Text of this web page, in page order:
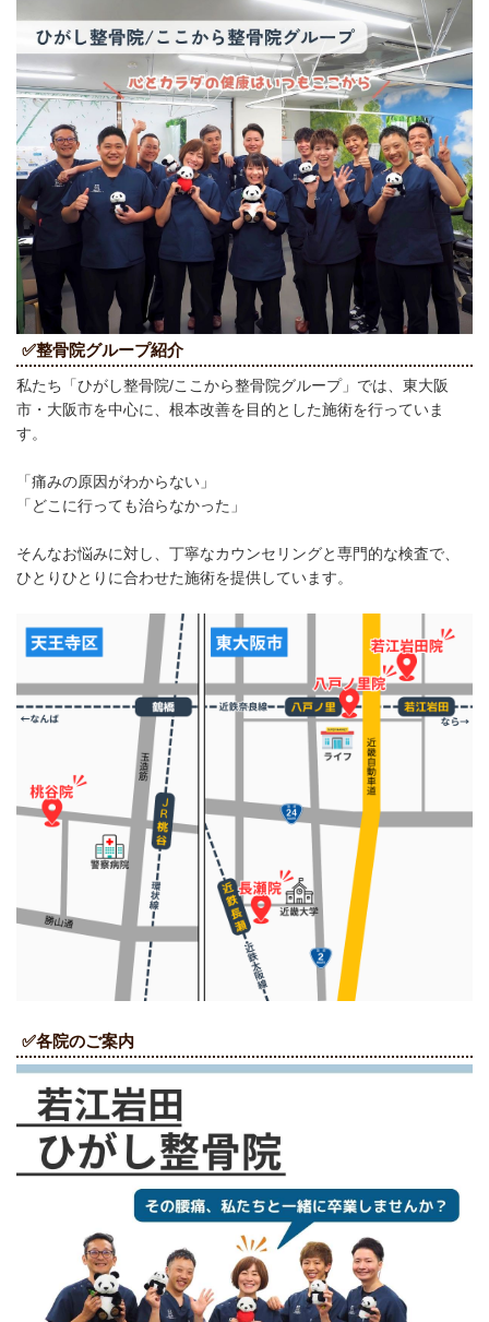
✅整骨院グループ紹介
私たち「ひがし整骨院/ここから整骨院グループ」では、東大阪
市・大阪市を中心に、根本改善を目的とした施術を行っていま
す。
「痛みの原因がわからない」
「どこに行っても治らなかった」
そんなお悩みに対し、丁寧なカウンセリングと専門的な検査で、
ひとりひとりに合わせた施術を提供しています。
✅各院のご案内